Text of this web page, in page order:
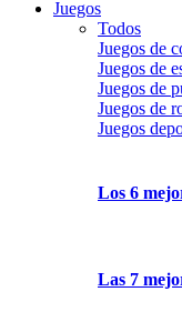
Juegos
Todos
Juegos de
Juegos de
Juegos de
Juegos de
Juegos
Los 6
Las 7